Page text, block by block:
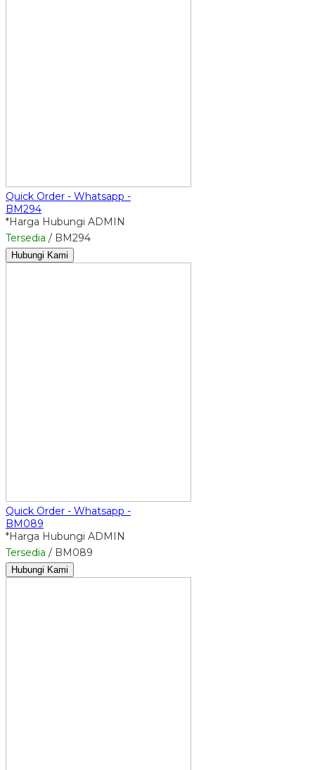
Quick Order - Whatsapp -
BM294
*Harga Hubungi ADMIN
Tersedia / BM294
Hubungi Kami
Quick Order - Whatsapp -
BM089
*Harga Hubungi ADMIN
Tersedia / BM089
Hubungi Kami